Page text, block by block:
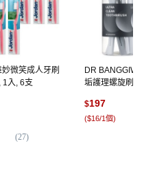
微笑成人牙刷
1入, 6支
(27)
DR
垢護理螺旋刷毛
$197
($16/1個)